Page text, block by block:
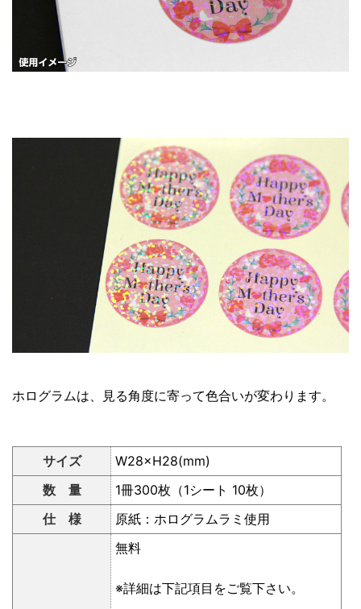
ホログラムは、見る角度に寄って色合いが変わります。
サイズ
W28×H28(mm)
数 量
1冊300枚（1シート 10枚）
仕 様
原紙：ホログラムラミ使用
無料
※詳細は下記項目をご覧下さい。